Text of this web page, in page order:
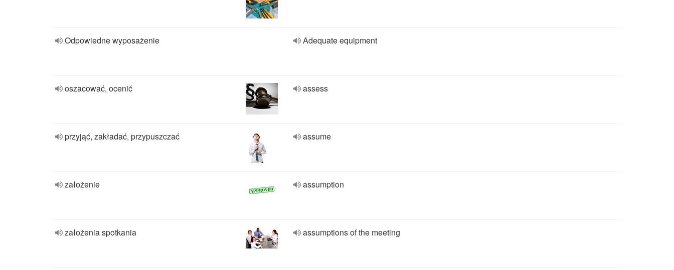
Odpowiedne wyposażenie Adequate equipment
oszacować, ocenić assess
przyjąć, zakładać, przypuszczać assume
założenie assumption
założenia spotkania assumptions of the meeting